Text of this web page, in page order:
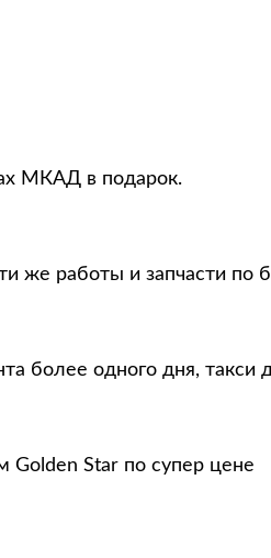
МКАД в подарок.
же работы и запчасти по
более одного дня, такси
Golden Star по супер цене